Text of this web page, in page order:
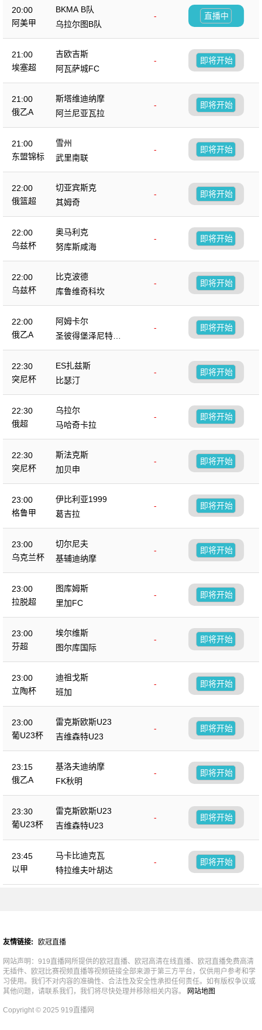
20:00
阿美甲
BKMA B队
-
乌拉尔图B队
直播中
21:00
埃塞超
吉欧吉斯
-
阿瓦萨城FC
即将开始
21:00
俄乙A
斯塔维迪纳摩
-
阿兰尼亚瓦拉
即将开始
21:00
东盟锦标
雪州
-
武里南联
即将开始
22:00
俄篮超
切亚宾斯克
-
其姆奇
即将开始
22:00
乌兹杯
奥马利克
-
努库斯咸海
即将开始
22:00
乌兹杯
比克波德
-
库鲁维奇科坎
即将开始
22:00
俄乙A
阿姆卡尔
-
圣彼得堡泽尼特B
队
即将开始
22:30
突尼杯
ES扎兹斯
-
比瑟汀
即将开始
22:30
俄超
乌拉尔
-
马哈奇卡拉
即将开始
22:30
突尼杯
斯法克斯
-
加贝申
即将开始
23:00
格鲁甲
伊比利亚1999
-
葛吉拉
即将开始
23:00
乌克兰杯
切尔尼夫
-
基辅迪纳摩
即将开始
23:00
拉脱超
图库姆斯
-
里加FC
即将开始
23:00
芬超
埃尔维斯
-
图尔库国际
即将开始
23:00
立陶杯
迪祖戈斯
-
班加
即将开始
23:00
葡U23杯
雷克斯欧斯U23
-
吉维森特U23
即将开始
23:15
俄乙A
基洛夫迪纳摩
-
FK秋明
即将开始
23:30
葡U23杯
雷克斯欧斯U23
-
吉维森特U23
即将开始
23:45
以甲
马卡比迪克瓦
-
特拉维夫叶胡达
即将开始
友情链接: 欧冠直播
网站声明：919直播网所提供的欧冠直播、欧冠高清在线直播、欧冠直播免费高清
无插件、欧冠比赛视频直播等视频链接全部来源于第三方平台，仅供用户参考和学
习使用。我们不对内容的准确性、合法性及安全性承担任何责任。如有版权争议或
其他问题，请联系我们，我们将尽快处理并移除相关内容。
网站地图
Copyright © 2025 919直播网